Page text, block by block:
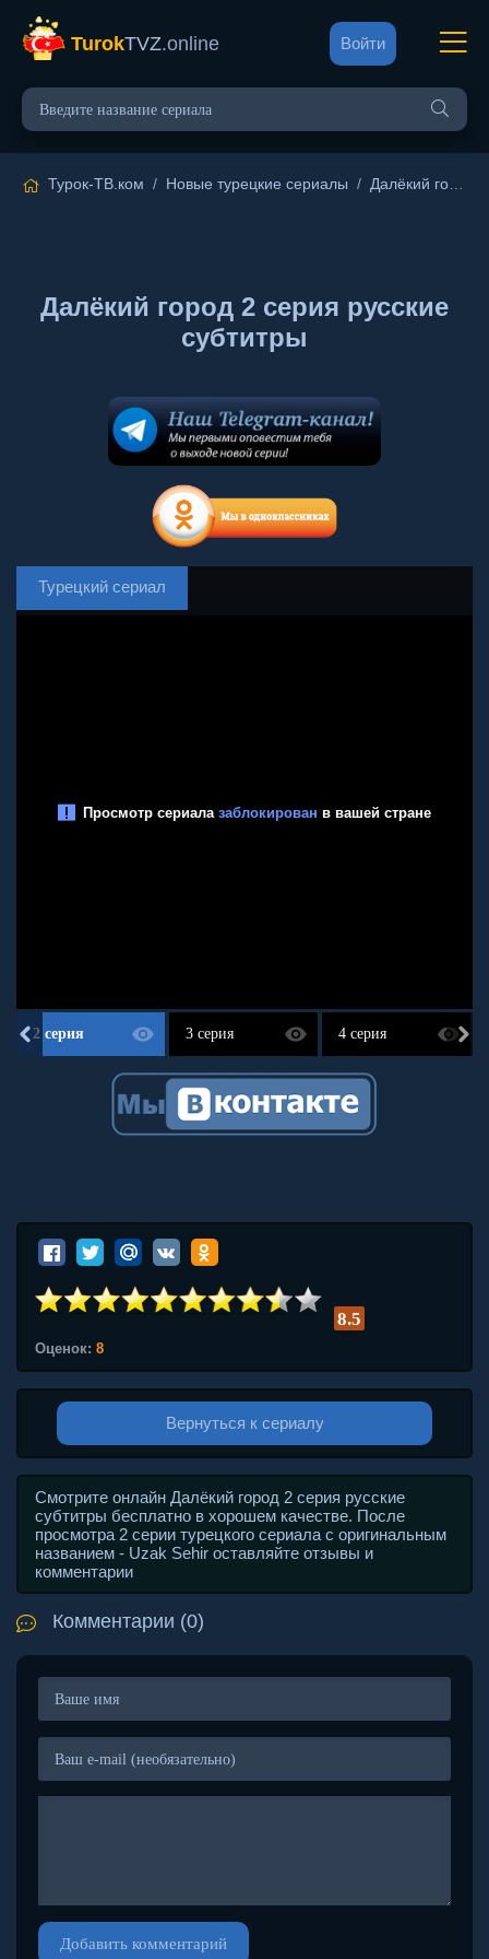
TurokTVZ.online Войти
Турок-ТВ.ком / Новые турецкие сериалы / Далёкий город
Далёкий город 2 серия русские
субтитры
Турецкий сериал
2 серия 3 серия 4 серия
8.5
Оценок: 8
Вернуться к сериалу
Смотрите онлайн Далёкий город 2 серия русские
субтитры бесплатно в хорошем качестве. После
просмотра 2 серии турецкого сериала с оригинальным
названием - Uzak Sehir оставляйте отзывы и
комментарии
Комментарии (0)
Добавить комментарий